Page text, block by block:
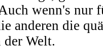
wenn's nur
anderen die
Welt.